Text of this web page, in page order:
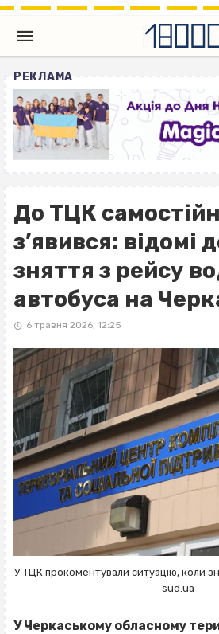
РЕКЛАМА
До ТЦК
з’явився: відомі
зняття з рейсу
автобуса на
6 травня 2026, 12:25
У ТЦК прокоментували ситуацію, коли
sud.ua
У Черкаському обласному